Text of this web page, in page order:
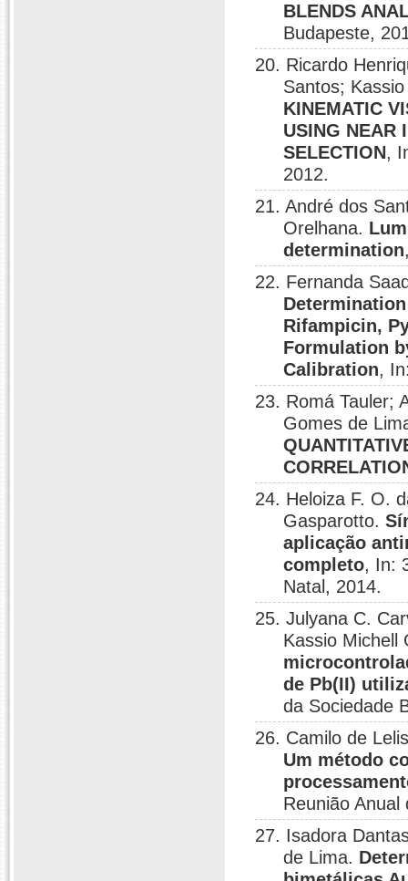
BLENDS
Budapeste,
20. Ricardo
Santos;
KINEMATIC
USING NEAR
SELECTION,
2012.
21. André dos
Orelhana.
determination
22. Fernanda
Rifampicin,
Formulation
Calibration,
23. Romá Tauler;
Gomes de
24. Heloiza F. O.
Gasparotto.
aplicação
completo, In:
Natal, 2014.
25. Julyana C.
Kassio
de Pb(II)
da Sociedade
26. Camilo de
Um método
Reunião
27. Isadora
de Lima.